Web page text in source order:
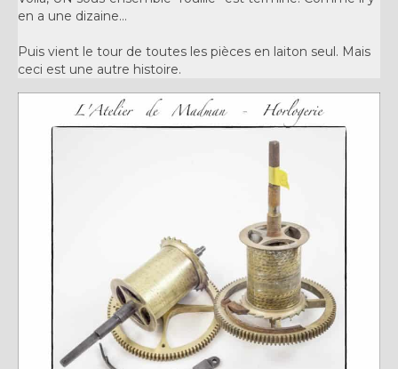
en a une dizaine…
Puis vient le tour de toutes les pièces en laiton seul. Mais
ceci est une autre histoire.